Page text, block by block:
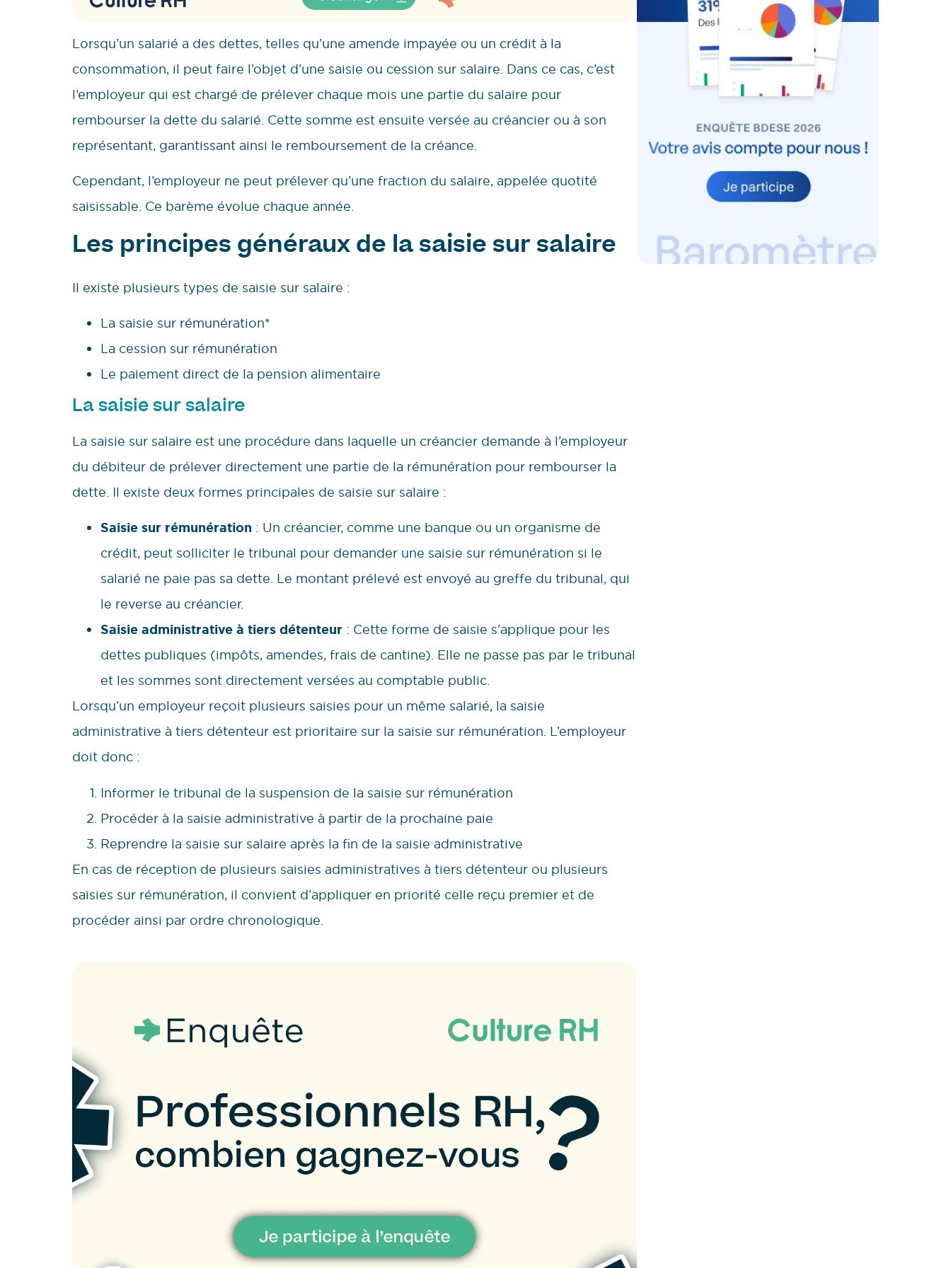
Lorsqu’un salarié a des dettes, telles qu’une amende impayée ou un crédit à la
consommation, il peut faire l’objet d’une saisie ou cession sur salaire. Dans ce cas, c’est
l’employeur qui est chargé de prélever chaque mois une partie du salaire pour
rembourser la dette du salarié. Cette somme est ensuite versée au créancier ou à son
représentant, garantissant ainsi le remboursement de la créance.
Cependant, l’employeur ne peut prélever qu’une fraction du salaire, appelée quotité
saisissable. Ce barème évolue chaque année.
Les principes généraux de la saisie sur salaire
Il existe plusieurs types de saisie sur salaire :
La saisie sur rémunération*
La cession sur rémunération
Le paiement direct de la pension alimentaire
La saisie sur salaire
La saisie sur salaire est une procédure dans laquelle un créancier demande à l’employeur
du débiteur de prélever directement une partie de la rémunération pour rembourser la
dette. Il existe deux formes principales de saisie sur salaire :
Saisie sur rémunération : Un créancier, comme une banque ou un organisme de
crédit, peut solliciter le tribunal pour demander une saisie sur rémunération si le
salarié ne paie pas sa dette. Le montant prélevé est envoyé au greffe du tribunal, qui
le reverse au créancier.
Saisie administrative à tiers détenteur : Cette forme de saisie s’applique pour les
dettes publiques (impôts, amendes, frais de cantine). Elle ne passe pas par le tribunal
et les sommes sont directement versées au comptable public.
Lorsqu’un employeur reçoit plusieurs saisies pour un même salarié, la saisie
administrative à tiers détenteur est prioritaire sur la saisie sur rémunération. L’employeur
doit donc :
Informer le tribunal de la suspension de la saisie sur rémunération
Procéder à la saisie administrative à partir de la prochaine paie
Reprendre la saisie sur salaire après la fin de la saisie administrative
En cas de réception de plusieurs saisies administratives à tiers détenteur ou plusieurs
saisies sur rémunération, il convient d’appliquer en priorité celle reçu premier et de
procéder ainsi par ordre chronologique.